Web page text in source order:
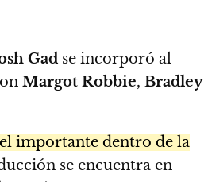
Gad se incorporó al
Margot Robbie, Bradley
importante dentro de la
se encuentra en